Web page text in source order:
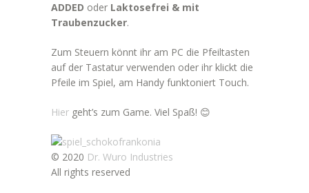
ADDED oder Laktosefrei & mit
Traubenzucker.
Zum Steuern könnt ihr am PC die Pfeiltasten
auf der Tastatur verwenden oder ihr klickt die
Pfeile im Spiel, am Handy funktoniert Touch.
Hier geht’s zum Game. Viel Spaß! 😊
© 2020 Dr. Wuro Industries
All rights reserved